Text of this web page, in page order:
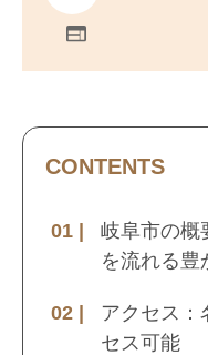
CONTENTS
岐阜市の概
を流れる豊
アクセス：
セス可能